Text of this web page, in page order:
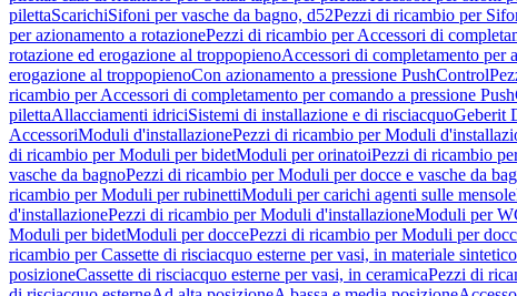
pilettaScarichiSifoni per vasche da bagno, d52Pezzi di ricambio per
per azionamento a rotazionePezzi di ricambio per Accessori di
rotazione ed erogazione al troppopienoAccessori di completamento per
erogazione al troppopienoCon azionamento a pressione PushControl
ricambio per Accessori di completamento per comando a pressione
pilettaAllacciamenti idriciSistemi di installazione e di risciacquoGeberit
AccessoriModuli d'installazionePezzi di ricambio per Moduli
di ricambio per Moduli per bidetModuli per orinatoiPezzi di ricambio
vasche da bagnoPezzi di ricambio per Moduli per docce e vasche da
ricambio per Moduli per rubinettiModuli per carichi agenti sulle mensole
d'installazionePezzi di ricambio per Moduli d'installazioneModuli per
Moduli per bidetModuli per doccePezzi di ricambio per Moduli per
ricambio per Cassette di risciacquo esterne per vasi, in materiale sintetico
posizioneCassette di risciacquo esterne per vasi, in ceramicaPezzi di